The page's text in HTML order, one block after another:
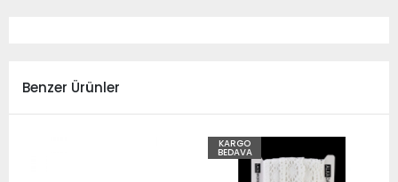
Benzer Ürünler
KARGO
BEDAVA